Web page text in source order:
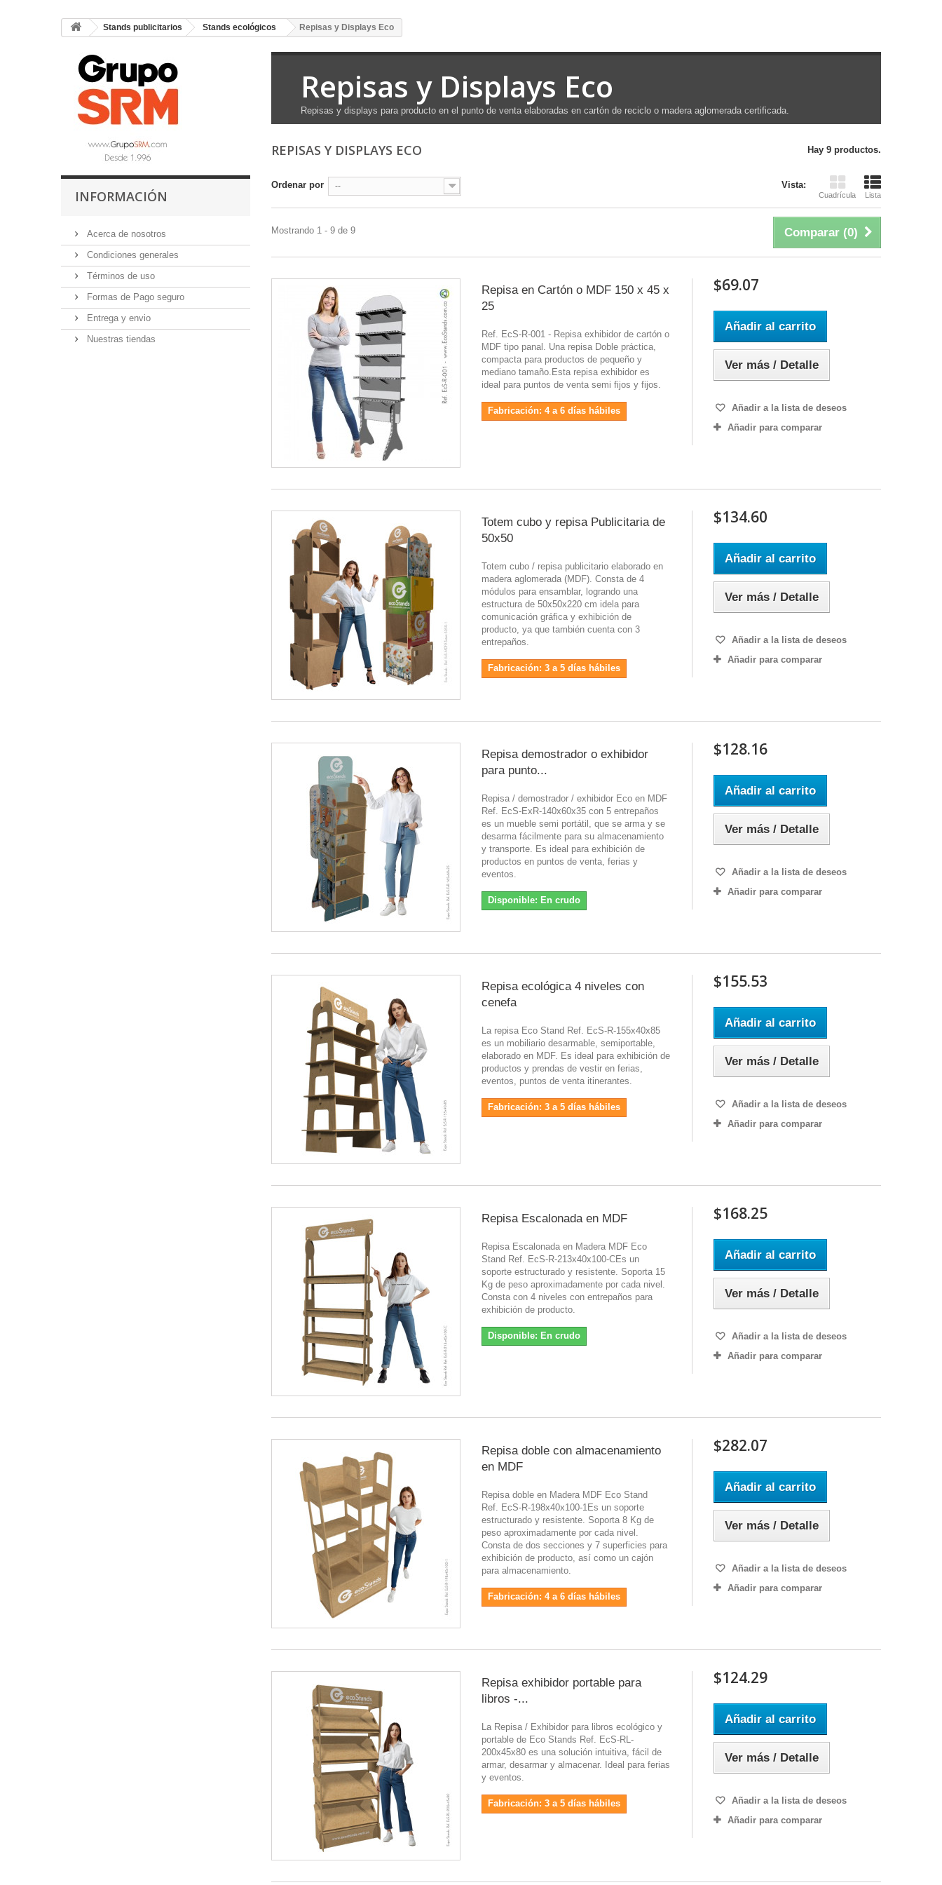
Stands publicitarios Stands ecológicos Repisas y Displays Eco
INFORMACIÓN
Acerca de nosotros
Condiciones generales
Términos de uso
Formas de Pago seguro
Entrega y envio
Nuestras tiendas
Repisas y Displays Eco
Repisas y displays para producto en el punto de venta elaboradas en cartón de reciclo o madera aglomerada certificada.
REPISAS Y DISPLAYS ECO Hay 9 productos.
Vista:
Cuadrícula Lista
Ordenar por --
Comparar (0)
Mostrando 1 - 9 de 9
Repisa en Cartón o MDF 150 x 45 x
25
Ref. EcS-R-001 - Repisa exhibidor de cartón o
MDF tipo panal. Una repisa Doble práctica,
compacta para productos de pequeño y
mediano tamaño.Esta repisa exhibidor es
ideal para puntos de venta semi fijos y fijos.
Fabricación: 4 a 6 días hábiles
$69.07
Añadir al carrito
Ver más / Detalle
Añadir a la lista de deseos
Añadir para comparar
Totem cubo y repisa Publicitaria de
50x50
Totem cubo / repisa publicitario elaborado en
madera aglomerada (MDF). Consta de 4
módulos para ensamblar, logrando una
estructura de 50x50x220 cm idela para
comunicación gráfica y exhibición de
producto, ya que también cuenta con 3
entrepaños.
Fabricación: 3 a 5 días hábiles
$134.60
Añadir al carrito
Ver más / Detalle
Añadir a la lista de deseos
Añadir para comparar
Repisa demostrador o exhibidor
para punto...
Repisa / demostrador / exhibidor Eco en MDF
Ref. EcS-ExR-140x60x35 con 5 entrepaños
es un mueble semi portátil, que se arma y se
desarma fácilmente para su almacenamiento
y transporte. Es ideal para exhibición de
productos en puntos de venta, ferias y
eventos.
Disponible: En crudo
$128.16
Añadir al carrito
Ver más / Detalle
Añadir a la lista de deseos
Añadir para comparar
Repisa ecológica 4 niveles con
cenefa
La repisa Eco Stand Ref. EcS-R-155x40x85
es un mobiliario desarmable, semiportable,
elaborado en MDF. Es ideal para exhibición de
productos y prendas de vestir en ferias,
eventos, puntos de venta itinerantes.
Fabricación: 3 a 5 días hábiles
$155.53
Añadir al carrito
Ver más / Detalle
Añadir a la lista de deseos
Añadir para comparar
Repisa Escalonada en MDF
Repisa Escalonada en Madera MDF Eco
Stand Ref. EcS-R-213x40x100-CEs un
soporte estructurado y resistente. Soporta 15
Kg de peso aproximadamente por cada nivel.
Consta con 4 niveles con entrepaños para
exhibición de producto.
Disponible: En crudo
$168.25
Añadir al carrito
Ver más / Detalle
Añadir a la lista de deseos
Añadir para comparar
Repisa doble con almacenamiento
en MDF
Repisa doble en Madera MDF Eco Stand
Ref. EcS-R-198x40x100-1Es un soporte
estructurado y resistente. Soporta 8 Kg de
peso aproximadamente por cada nivel.
Consta de dos secciones y 7 superficies para
exhibición de producto, así como un cajón
para almacenamiento.
Fabricación: 4 a 6 días hábiles
$282.07
Añadir al carrito
Ver más / Detalle
Añadir a la lista de deseos
Añadir para comparar
Repisa exhibidor portable para
libros -...
La Repisa / Exhibidor para libros ecológico y
portable de Eco Stands Ref. EcS-RL-
200x45x80 es una solución intuitiva, fácil de
armar, desarmar y almacenar. Ideal para ferias
y eventos.
Fabricación: 3 a 5 días hábiles
$124.29
Añadir al carrito
Ver más / Detalle
Añadir a la lista de deseos
Añadir para comparar